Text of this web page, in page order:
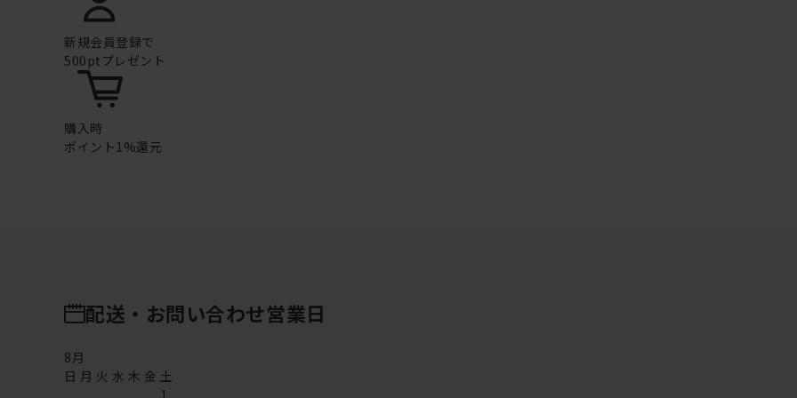
新規会員登録で
500ptプレゼント
購入時
ポイント1%還元
配送・お問い合わせ営業日
8月
日 月 火 水 木 金 土